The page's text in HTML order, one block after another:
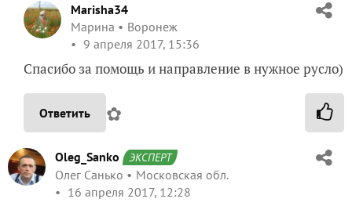
Marisha34
Марина
Воронеж
9 апреля 2017, 15:36
Спасибо за помощь и направление в нужное русло)
Ответить ✿
Oleg_Sanko ЭКСПЕРТ
Олег Санько
Московская обл.
16 апреля 2017, 12:28